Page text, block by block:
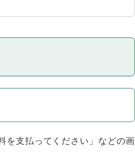
を支払ってください」などの画